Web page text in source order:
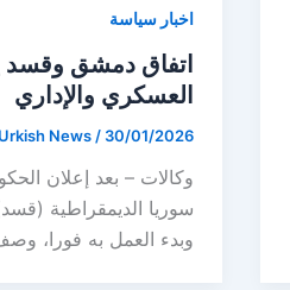
اخبار سياسة
اتفاق دمشق وقسد
العسكري والإداري
Urkish News / 30/01/2026
وكالات – بعد إعلان
سوريا الديمقراطية
وبدء العمل به فورا،